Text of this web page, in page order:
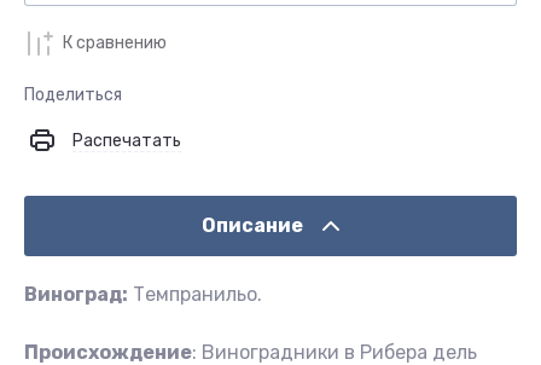
К сравнению
Поделиться
Распечатать
Описание
Виноград: Темпранильо.
Происхождение: Виноградники в Рибера дель